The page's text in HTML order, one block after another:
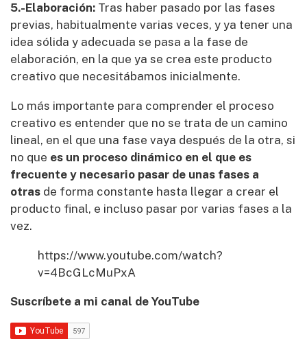
5.-Elaboración: Tras haber pasado por las fases
previas, habitualmente varias veces, y ya tener una
idea sólida y adecuada se pasa a la fase de
elaboración, en la que ya se crea este producto
creativo que necesitábamos inicialmente.
Lo más importante para comprender el proceso
creativo es entender que no se trata de un camino
lineal, en el que una fase vaya después de la otra, si
no que es un proceso dinámico en el que es
frecuente y necesario pasar de unas fases a
otras de forma constante hasta llegar a crear el
producto final, e incluso pasar por varias fases a la
vez.
https://www.youtube.com/watch?
v=4BcGLcMuPxA
Suscríbete a mi canal de YouTube